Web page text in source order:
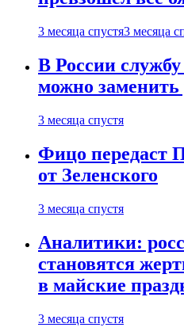
3 месяца спустя3 месяца
В России
можно
3 месяца спустя
Фицо передаст
от Зеленского
3 месяца спустя
Аналитики:
становятся
в майские
3 месяца спустя